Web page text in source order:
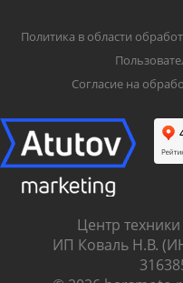
Политика в области
Согласие на
Центр
ИП Коваль Н.В.